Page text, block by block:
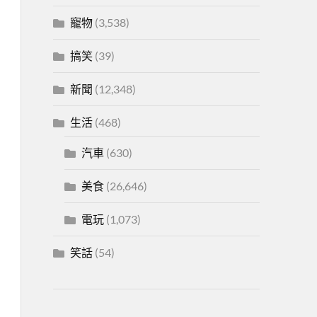
寵物(3,538)
搞笑(39)
新聞 (12,348)
生活(468)
汽車(630)
美食(26,646)
電玩(1,073)
笑話(54)